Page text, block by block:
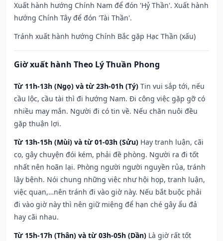
Xuất hành hướng Chính Nam để đón 'Hỷ Thần'. Xuất hành
hướng Chính Tây để đón 'Tài Thần'.
Tránh xuất hành hướng Chính Bắc gặp Hạc Thần (xấu)
Giờ xuất hành Theo Lý Thuần Phong
Từ 11h-13h (Ngọ) và từ 23h-01h (Tý) Tin vui sắp tới, nếu
cầu lộc, cầu tài thì đi hướng Nam. Đi công việc gặp gỡ có
nhiều may mắn. Người đi có tin về. Nếu chăn nuôi đều
gặp thuận lợi.
Từ 13h-15h (Mùi) và từ 01-03h (Sửu) Hay tranh luận, cãi
cọ, gây chuyện đói kém, phải đề phòng. Người ra đi tốt
nhất nên hoãn lại. Phòng người người nguyền rủa, tránh
lây bệnh. Nói chung những việc như hội họp, tranh luận,
việc quan,…nên tránh đi vào giờ này. Nếu bắt buộc phải
đi vào giờ này thì nên giữ miệng để hạn ché gây ẩu đả
hay cãi nhau.
Từ 15h-17h (Thân) và từ 03h-05h (Dần) Là giờ rất tốt